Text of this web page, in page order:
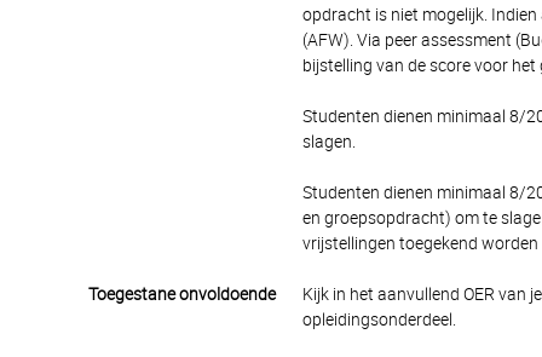
opdracht is niet mogelijk.
(AFW). Via peer assessment
bijstelling van de score voor
Studenten dienen minimaal 8/
slagen.
Studenten dienen minimaal 8/
en groepsopdracht) om te
vrijstellingen toegekend
Toegestane onvoldoende
Kijk in het aanvullend OER van
opleidingsonderdeel.